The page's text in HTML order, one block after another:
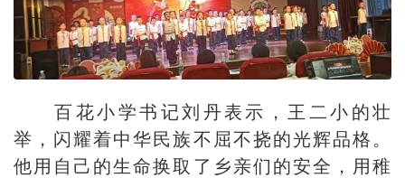
百花小学书记刘丹表示，王二小的壮
举，闪耀着中华民族不屈不挠的光辉品格。
他用自己的生命换取了乡亲们的安全，用稚